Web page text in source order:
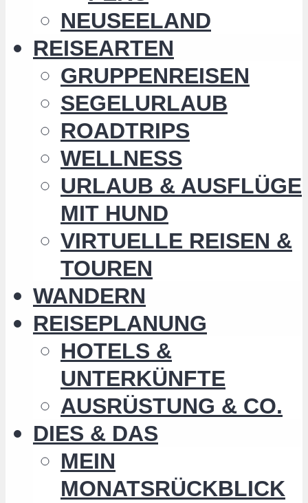
NEUSEELAND
REISEARTEN
GRUPPENREISEN
SEGELURLAUB
ROADTRIPS
WELLNESS
URLAUB & AUSFLÜGE
MIT HUND
VIRTUELLE REISEN &
TOUREN
WANDERN
REISEPLANUNG
HOTELS &
UNTERKÜNFTE
AUSRÜSTUNG & CO.
DIES & DAS
MEIN
MONATSRÜCKBLICK